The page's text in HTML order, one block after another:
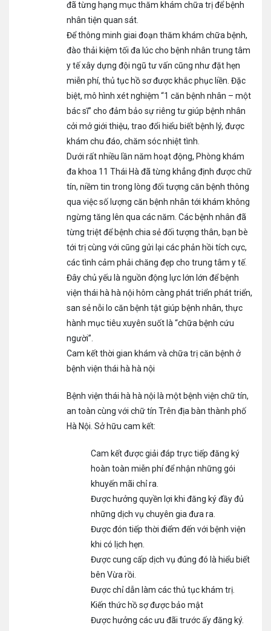
đã từng hạng mục thăm khám chữa trị để bệnh
nhân tiện quan sát.
Để thông minh giai đoạn thăm khám chữa bệnh,
đào thải kiệm tối đa lúc cho bệnh nhân trung tâm
y tế xây dựng đội ngũ tư vấn cũng như đặt hẹn
miễn phí, thủ tục hồ sơ được khắc phục liền. Đặc
biệt, mô hình xét nghiệm “1 căn bệnh nhân – một
bác sĩ” cho đảm bảo sự riêng tư giúp bệnh nhân
cởi mở giới thiệu, trao đổi hiểu biết bệnh lý, được
khám chu đáo, chăm sóc nhiệt tình.
Dưới rất nhiều lần năm hoạt động, Phòng khám
đa khoa 11 Thái Hà đã từng khẳng định được chữ
tín, niềm tin trong lòng đối tượng căn bệnh thông
qua việc số lượng căn bệnh nhân tới khám không
ngừng tăng lên qua các năm. Các bệnh nhân đã
từng triệt để bệnh chia sẻ đối tượng thân, bạn bè
tới trị cùng với cũng gửi lại các phản hồi tích cực,
các tình cảm phải chăng đẹp cho trung tâm y tế.
Đây chủ yếu là nguồn động lực lớn lớn để bệnh
viện thái hà hà nội hôm càng phát triển phát triển,
san sẻ nỗi lo căn bệnh tật giúp bệnh nhân, thực
hành mục tiêu xuyên suốt là “chữa bệnh cứu
người”.
Cam kết thời gian khám và chữa trị căn bệnh ở
bệnh viện thái hà hà nội
Bệnh viện thái hà hà nội là một bệnh viện chữ tín,
an toàn cùng với chữ tín Trên địa bàn thành phố
Hà Nội. Sở hữu cam kết:
Cam kết được giải đáp trực tiếp đăng ký
hoàn toàn miễn phí để nhận những gói
khuyến mãi chỉ ra.
Được hưởng quyền lợi khi đăng ký đầy đủ
những dịch vụ chuyên gia đưa ra.
Được đón tiếp thời điểm đến với bệnh viện
khi có lịch hẹn.
Được cung cấp dịch vụ đúng đó là hiểu biết
bên Vừa rồi.
Được chỉ dẫn làm các thủ tục khám trị.
Kiến thức hồ sợ được bảo mật
Được hưởng các ưu đãi trước ấy đăng ký.